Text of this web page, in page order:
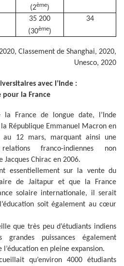
(2ème)
35 200
(30ème)
34
Classement de Shanghai, 2020,
Unesco, 2020
avec l’Inde :
la France
la France de longue date, l’Inde
République Emmanuel Macron en
au 12 mars, marquant ainsi une
franco-indiennes non
Chirac en 2006.
essentiellement sur la vente du
de Jaitapur et que la France
solaire internationale, il serait
soit également au cœur
que très peu d’étudiants indiens
puissances également
en pleine expansion.
qu’environ 4000 étudiants